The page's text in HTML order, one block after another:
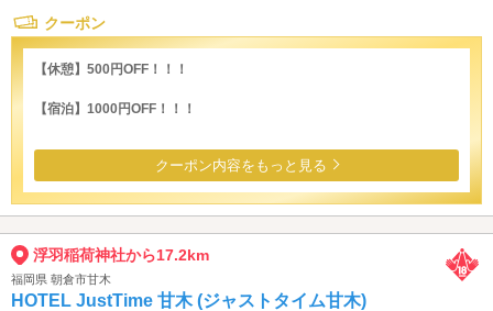
クーポン
【休憩】500円OFF！！！
【宿泊】1000円OFF！！！
クーポン内容をもっと見る
浮羽稲荷神社から17.2km
福岡県 朝倉市甘木
HOTEL JustTime 甘木 (ジャストタイム甘木)